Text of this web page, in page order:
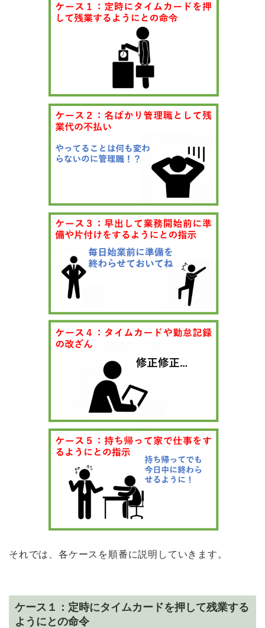
それでは、各ケースを順番に説明していきます。
ケース１：定時にタイムカードを押して残業する
ようにとの命令